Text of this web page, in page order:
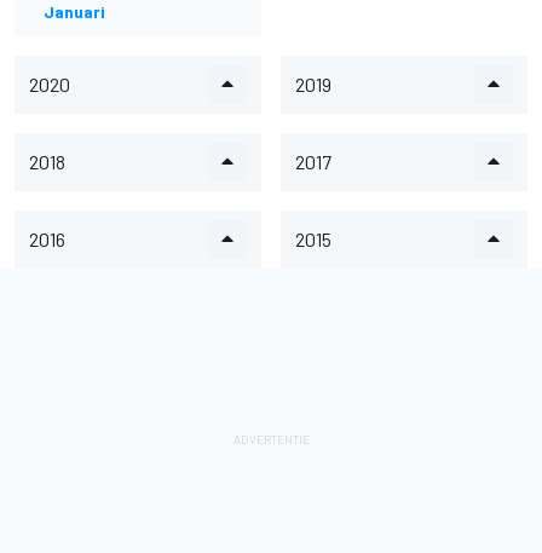
Januari
2020 2019
2018 2017
2016 2015